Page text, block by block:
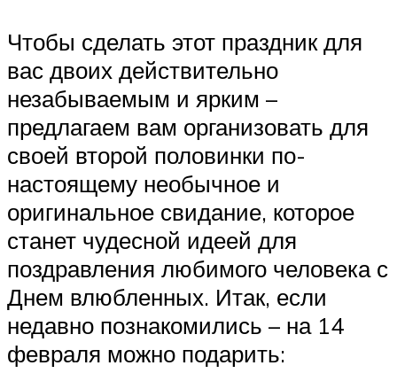
Чтобы сделать этот праздник для
вас двоих действительно
незабываемым и ярким –
предлагаем вам организовать для
своей второй половинки по-
настоящему необычное и
оригинальное свидание, которое
станет чудесной идеей для
поздравления любимого человека с
Днем влюбленных. Итак, если
недавно познакомились – на 14
февраля можно подарить: